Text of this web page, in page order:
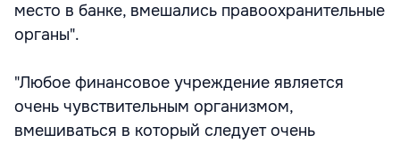
место в банке, вмешались правоохранительные
органы".
"Любое финансовое учреждение является
очень чувствительным организмом,
вмешиваться в который следует очень